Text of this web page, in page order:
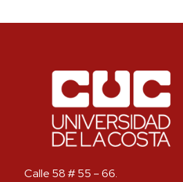
Calle 58 # 55 – 66.